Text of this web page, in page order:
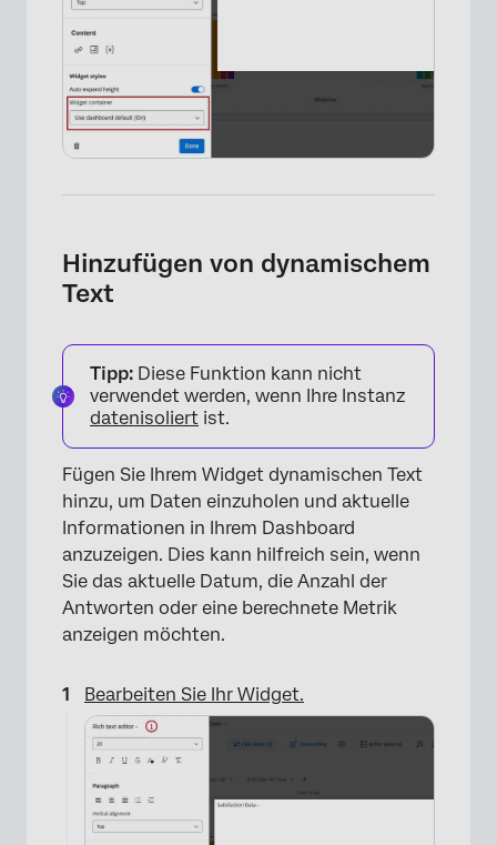
×
Hinzufügen von dynamischem
Text
Tipp: Diese Funktion kann nicht
verwendet werden, wenn Ihre Instanz
datenisoliert ist.
Fügen Sie Ihrem Widget dynamischen Text
hinzu, um Daten einzuholen und aktuelle
Informationen in Ihrem Dashboard
anzuzeigen. Dies kann hilfreich sein, wenn
Sie das aktuelle Datum, die Anzahl der
Antworten oder eine berechnete Metrik
anzeigen möchten.
Bearbeiten Sie Ihr Widget.